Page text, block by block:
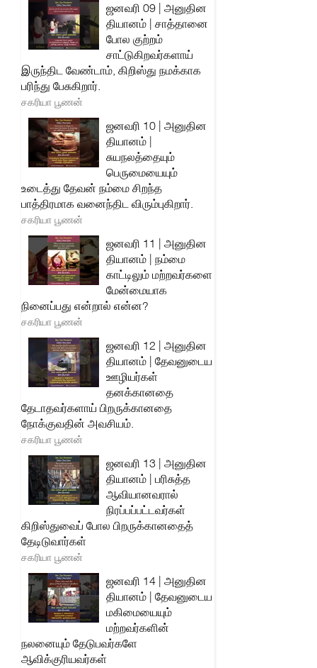
ஜனவரி 09 | அனுதின
தியானம் | சாத்தானை
போல குற்றம்
சாட்டுகிறவர்களாய்
இருந்திட வேண்டாம், கிறிஸ்து நமக்காக
பரிந்து பேசுகிறார்.
சகரியா பூணன்
ஜனவரி 10 | அனுதின
தியானம் |
சுயநலத்தையும்
பெருமையையும்
உடைத்து தேவன் நம்மை சிறந்த
பாத்திரமாக வனைந்திட விரும்புகிறார்.
சகரியா பூணன்
ஜனவரி 11 | அனுதின
தியானம் | நம்மை
காட்டிலும் மற்றவர்களை
மேன்மையாக
நினைப்பது என்றால் என்ன?
சகரியா பூணன்
ஜனவரி 12 | அனுதின
தியானம் | தேவனுடைய
ஊழியர்கள்
தனக்கானதை
தேடாதவர்களாய் பிறருக்கானதை
நோக்குவதின் அவசியம்.
சகரியா பூணன்
ஜனவரி 13 | அனுதின
தியானம் | பரிசுத்த
ஆவியானவரால்
நிரப்பப்பட்டவர்கள்
கிறிஸ்துவைப் போல பிறருக்கானதைத்
தேடிடுவார்கள்
சகரியா பூணன்
ஜனவரி 14 | அனுதின
தியானம் | தேவனுடைய
மகிமையையும்
மற்றவர்களின்
நலனையும் தேடுபவர்களே
ஆவிக்குரியவர்கள்